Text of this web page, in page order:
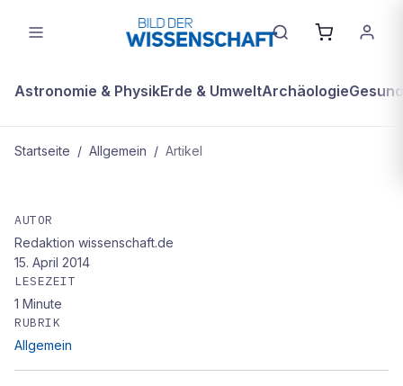
Astronomie & PhysikErde & UmweltArchäologie
Startseite / Allgemein / Artikel
8 Nachrichten
AUTOR
Redaktion wissenschaft.de
15. April 2014
LESEZEIT
1 Minute
RUBRIK
Allgemein